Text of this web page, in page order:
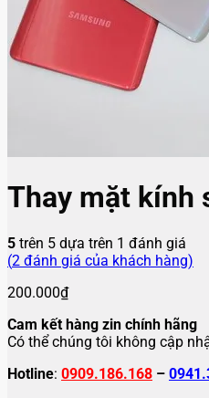
Thay mặt kính
5 trên 5 dựa trên 1 đánh giá
(2 đánh giá của khách hàng)
200.000₫
Cam kết hàng zin chính hãng
Có thể chúng tôi không cập
Hotline: 0909.186.168 –